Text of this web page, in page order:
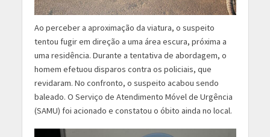
Ao perceber a aproximação da viatura, o suspeito
tentou fugir em direção a uma área escura, próxima a
uma residência. Durante a tentativa de abordagem, o
homem efetuou disparos contra os policiais, que
revidaram. No confronto, o suspeito acabou sendo
baleado. O Serviço de Atendimento Móvel de Urgência
(SAMU) foi acionado e constatou o óbito ainda no local.